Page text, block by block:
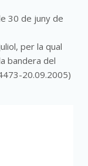
30 de juny de
per la qual
bandera del
20.09.2005)